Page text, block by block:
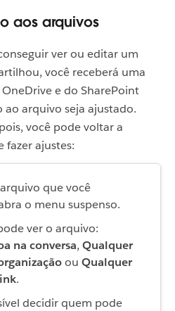
aos arquivos
ver ou editar um
você receberá uma
e do SharePoint
ao arquivo seja ajustado.
você pode voltar a
ajustes:
que você
o menu suspenso.
ver o arquivo:
na conversa, Qualquer
ou Qualquer
.
decidir quem pode